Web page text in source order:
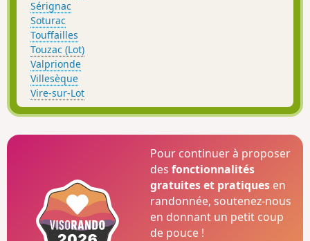
Sérignac
Soturac
Touffailles
Touzac (Lot)
Valprionde
Villesèque
Vire-sur-Lot
Pour continuer à proposer
desfonctionnalités
gratuites et pratiques en
randonnée, soutenez-nous
en donnant un petit coup
de pouce !